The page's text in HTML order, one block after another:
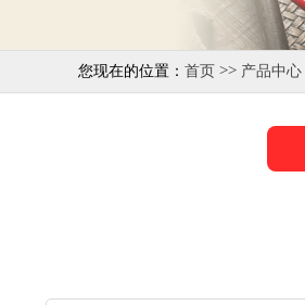
您现在的位置： 首页 >> 产品中心